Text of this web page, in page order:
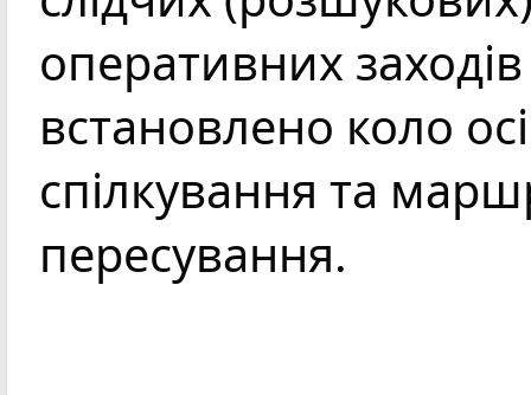
оперативних
встановлено коло
спілкування та
пересування.